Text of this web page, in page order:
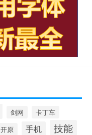
剑网
卡丁车
开原 手机
技能